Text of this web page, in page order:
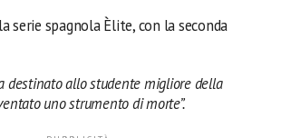
serie spagnola Èlite, con la seconda
destinato allo studente migliore della
uno strumento di morte”.